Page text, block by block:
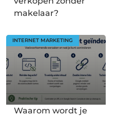
makelaar?
INTERNET MARKETING
Waarom wordt je